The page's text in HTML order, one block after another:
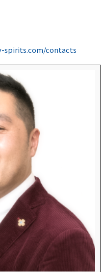
spirits.com/contacts